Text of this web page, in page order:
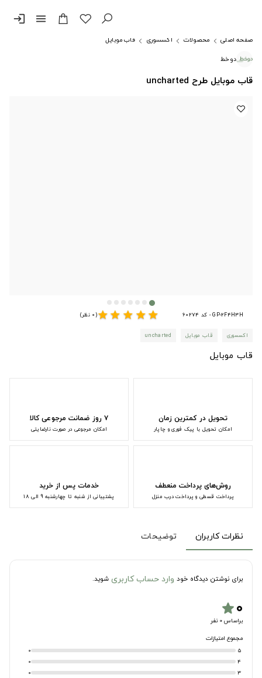
menu
login
صفحه اصلی محصولات اکسسوری
قاب موبایل
دوخط
قاب موبایل طرح uncharted
GP-2F4H3H - کد 60274 star
star
star
star
star(0 نظر)
اکسسوری قاب موبایل uncharted
قاب موبایل
تحویل در کمترین زمان
امکان تحویل با پیک فوری و چاپار
۷ روز ضمانت مرجوعی کالا
امکان مرجوعی در صورت نارضایتی
روش‌های پرداخت منعطف
پرداخت قسطی و پرداخت درب منزل
خدمات پس از خرید
پشتیبانی از شنبه تا چهارشنبه 9 الی 18
نظرات کاربران توضیحات
برای نوشتن دیدگاه خود وارد حساب کاربری شوید.
۰star
براساس 0 نفر
مجموع امتیازات
5
0
4
0
3
0